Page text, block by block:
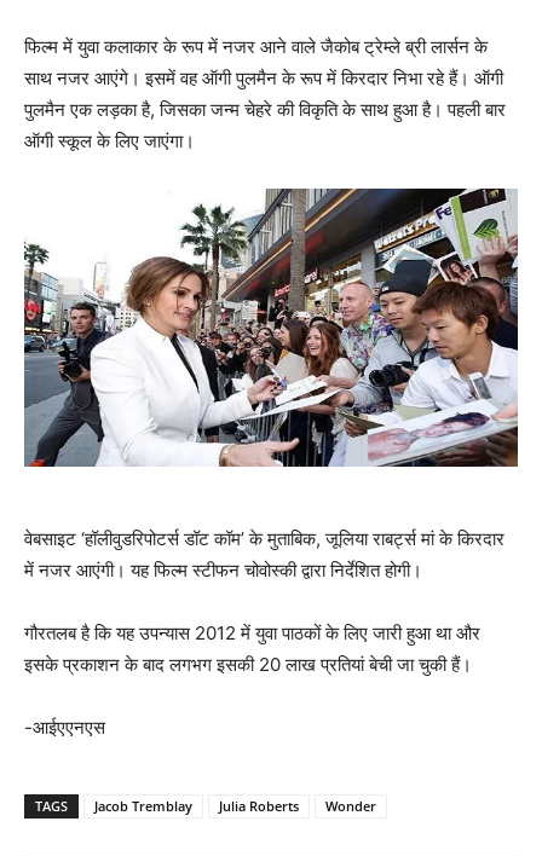
फिल्म में युवा कलाकार के रूप में नजर आने वाले जैकोब ट्रेम्ले ब्री लार्सन के
साथ नजर आएंगे। इसमें वह ऑगी पुलमैन के रूप में किरदार निभा रहे हैं। ऑगी
पुलमैन एक लड़का है, जिसका जन्म चेहरे की विकृति के साथ हुआ है। पहली बार
ऑगी स्कूल के लिए जाएंगा।
वेबसाइट ‘हॉलीवुडरिपोटर्स डॉट कॉम’ के मुताबिक, जूलिया राबर्ट्स मां के किरदार
में नजर आएंगी। यह फिल्म स्टीफन चोवोस्की द्वारा निर्देशित होगी।
गौरतलब है कि यह उपन्यास 2012 में युवा पाठकों के लिए जारी हुआ था और
इसके प्रकाशन के बाद लगभग इसकी 20 लाख प्रतियां बेची जा चुकी हैं।
-आईएएनएस
TAGS Jacob Tremblay Julia Roberts Wonder